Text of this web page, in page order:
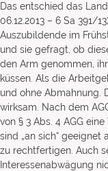
Das entschied das
06.12.2013 – 6 Sa 391/
Auszubildende im
und sie gefragt, ob
den Arm genommen,
küssen. Als die
und ohne Abmahnung.
wirksam. Nach dem
von § 3 Abs. 4 AGG
sind „an sich“
zu rechtfertigen. Auch
Interessenabwägung